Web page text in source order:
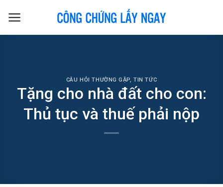
CÂU HỎI THƯỜNG GẶP,TIN TỨC
Tặng cho nhà đất cho con:
Thủ tục và thuế phải nộp